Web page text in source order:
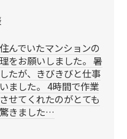
んでいたマンションの
をお願いしました。 暑
たが、きびきびと仕事
ました。 4時間で作業
せてくれたのがとても
きました…